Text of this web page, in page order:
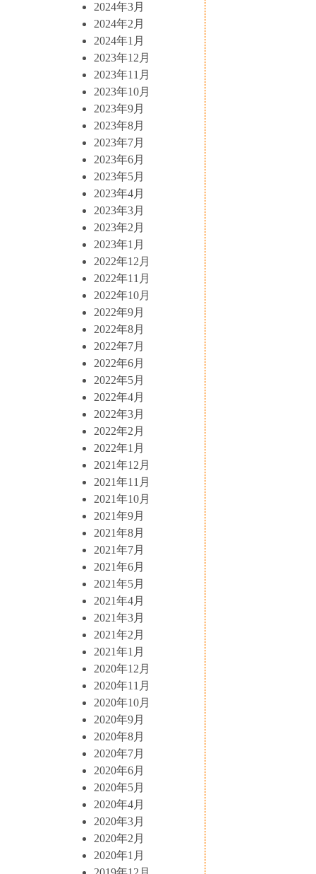
2024年3月
2024年2月
2024年1月
2023年12月
2023年11月
2023年10月
2023年9月
2023年8月
2023年7月
2023年6月
2023年5月
2023年4月
2023年3月
2023年2月
2023年1月
2022年12月
2022年11月
2022年10月
2022年9月
2022年8月
2022年7月
2022年6月
2022年5月
2022年4月
2022年3月
2022年2月
2022年1月
2021年12月
2021年11月
2021年10月
2021年9月
2021年8月
2021年7月
2021年6月
2021年5月
2021年4月
2021年3月
2021年2月
2021年1月
2020年12月
2020年11月
2020年10月
2020年9月
2020年8月
2020年7月
2020年6月
2020年5月
2020年4月
2020年3月
2020年2月
2020年1月